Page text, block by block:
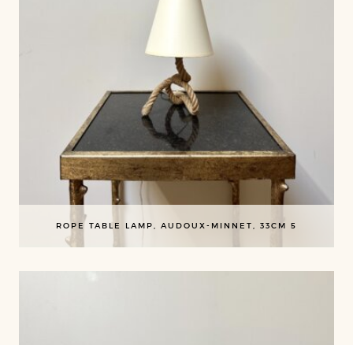
ROPE TABLE LAMP, AUDOUX-MINNET, 33CM 5